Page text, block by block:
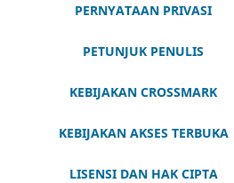
PERNYATAAN PRIVASI
PETUNJUK PENULIS
KEBIJAKAN CROSSMARK
KEBIJAKAN AKSES TERBUKA
LISENSI DAN HAK CIPTA